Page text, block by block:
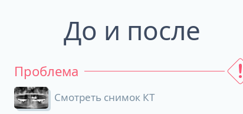
До и после
Проблема
Смотреть снимок КТ